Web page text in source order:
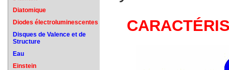
Diatomique
Diodes électroluminescentes
Disques de Valence et de
Structure
Eau
Einstein